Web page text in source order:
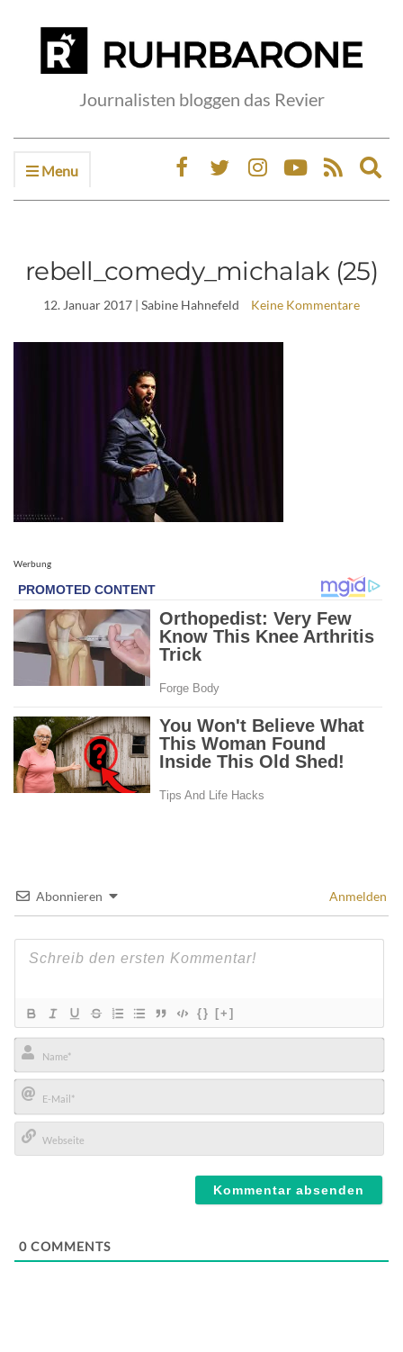
Journalisten bloggen das Revier
Menu
rebell_comedy_michalak (25)
12. Januar 2017 | Sabine Hahnefeld Keine Kommentare
Werbung
Abonnieren Anmelden
{} [+]
Name*
E-
Mail*
0 COMMENTS